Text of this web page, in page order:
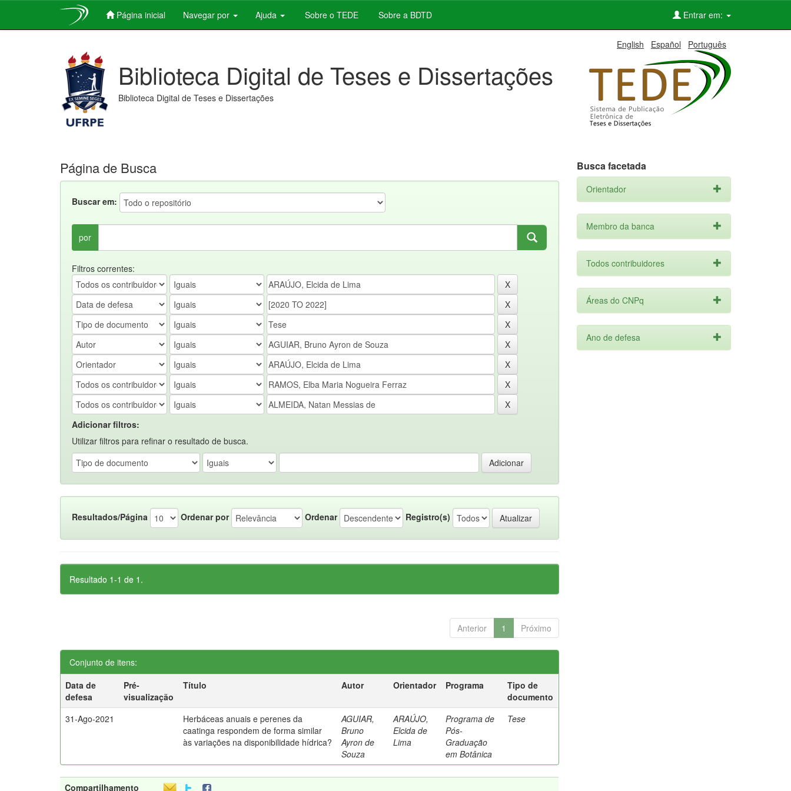
Página inicial Navegar por Ajuda Sobre o TEDE Sobre a BDTD Entrar em:
English Español Português
Biblioteca Digital de Teses e Dissertações
Biblioteca Digital de Teses e Dissertações
Página de Busca
Buscar em:
por
Filtros correntes:
Adicionar filtros:
Utilizar filtros para refinar o resultado de busca.
Resultados/Página Ordenar por Ordenar Registro(s)
Resultado 1-1 de 1.
Anterior 1 Próximo
Conjunto de itens:
Data de
defesa
Pré-
visualização
Título Autor Orientador Programa
Tipo de
documento
31-Ago-2021
Herbáceas anuais e perenes da
caatinga respondem de forma similar
às variações na disponibilidade hídrica?
AGUIAR,
Bruno
Ayron de
Souza
ARAÚJO,
Elcida de
Lima
Programa de
Pós-
Graduação
em Botânica
Tese
Compartilhamento
Busca facetada
Orientador
Membro da banca
Todos contribuidores
Áreas do CNPq
Ano de defesa